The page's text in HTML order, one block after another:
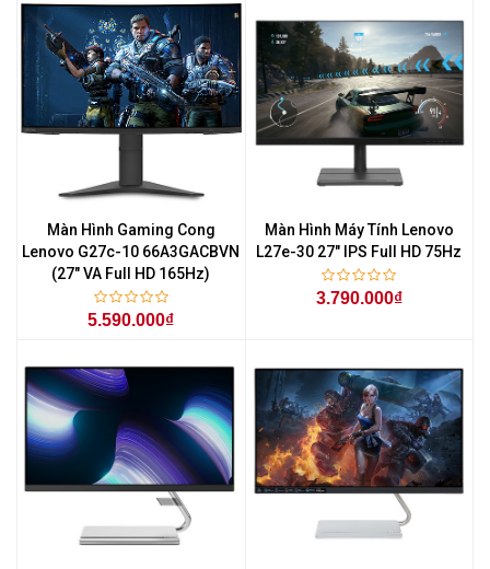
Màn Hình Gaming Cong
Lenovo G27c-10 66A3GACBVN
(27" VA Full HD 165Hz)
5.590.000₫
Màn Hình Máy Tính Lenovo
L27e-30 27" IPS Full HD 75Hz
3.790.000₫